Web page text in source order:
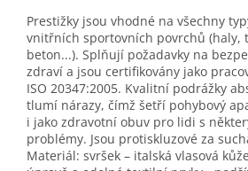
Prestižky jsou vhodné na všechny
vnitřních sportovních povrchů (haly,
beton...). Splňují požadavky na
zdraví a jsou certifikovány jako
ISO 20347:2005. Kvalitní podrážky
tlumí nárazy, čímž šetří pohybový
i jako zdravotní obuv pro lidi s
problémy. Jsou protiskluzové za
Materiál: svršek – italská vlasová